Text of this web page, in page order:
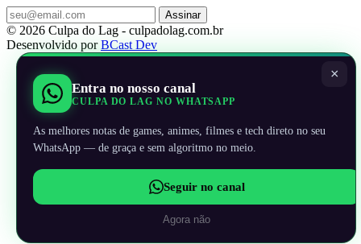
Assinar
© 2026 Culpa do Lag - culpadolag.com.br
Desenvolvido porBCast Dev
×
Entra no nosso canal
CULPA DO LAG NO WHATSAPP
As melhores notas de games, animes, filmes e tech direto no seu
WhatsApp — de graça e sem algoritmo no meio.
Seguir no canal
Agora não